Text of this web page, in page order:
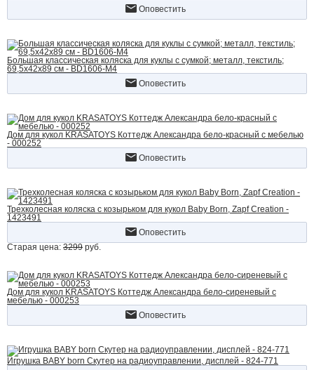
Оповестить
Большая классическая коляска для куклы с сумкой; металл, текстиль;
69,5х42х89 см - BD1606-M4
Оповестить
Дом для кукол KRASATOYS Коттедж Александра бело-красный с мебелью
- 000252
Оповестить
Трехколесная коляска с козырьком для кукол Baby Born, Zapf Creation -
1423491
Оповестить
Старая цена: 3299 руб.
Дом для кукол KRASATOYS Коттедж Александра бело-сиреневый с
мебелью - 000253
Оповестить
Игрушка BABY born Скутер на радиоуправлении, дисплей - 824-771